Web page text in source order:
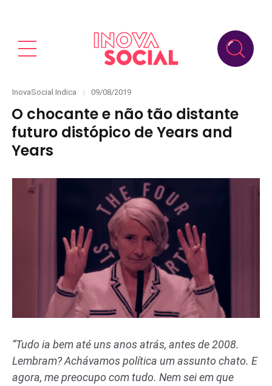
Categories
InovaSocial Indica
Posted
09/08/2019
O chocante e não tão distante
futuro distópico de Years and
Years
“Tudo ia bem até uns anos atrás, antes de 2008.
Lembram? Achávamos política um assunto chato. E
agora, me preocupo com tudo. Nem sei em que